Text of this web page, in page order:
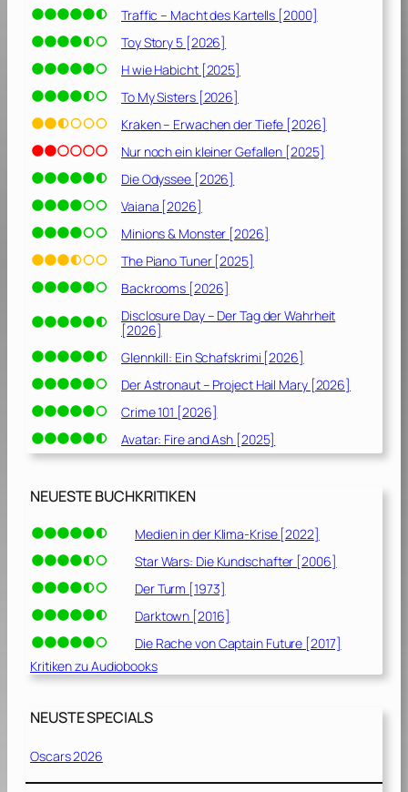
Traffic – Macht des Kartells [2000]
Toy Story 5 [2026]
H wie Habicht [2025]
To My Sisters [2026]
Kraken – Erwachen der Tiefe [2026]
Nur noch ein kleiner Gefallen [2025]
Die Odyssee [2026]
Vaiana [2026]
Minions & Monster [2026]
The Piano Tuner [2025]
Backrooms [2026]
Disclosure Day – Der Tag der Wahrheit
[2026]
Glennkill: Ein Schafskrimi [2026]
Der Astronaut – Project Hail Mary [2026]
Crime 101 [2026]
Avatar: Fire and Ash [2025]
NEUESTE BUCHKRITIKEN
Medien in der Klima-Krise [2022]
Star Wars: Die Kundschafter [2006]
Der Turm [1973]
Darktown [2016]
Die Rache von Captain Future [2017]
Kritiken zu Audiobooks
NEUSTE SPECIALS
Oscars 2026